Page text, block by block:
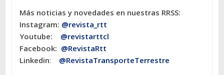
Más noticias y novedades en nuestras RRSS:
Instagram: @revista_rtt
Youtube: @revistarttcl
Facebook: @RevistaRtt
Linkedin: @RevistaTransporteTerrestre